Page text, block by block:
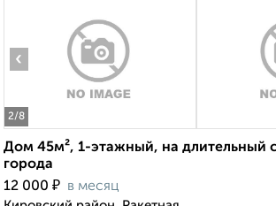
2/8
‹
Дом 45м², 1-этажный, на длительный
города
12 000 ₽ в месяц